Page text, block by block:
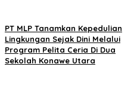
PT MLP Tanamkan Kepedulian
Lingkungan Sejak Dini Melalui
Program Pelita Ceria Di Dua
Sekolah Konawe Utara